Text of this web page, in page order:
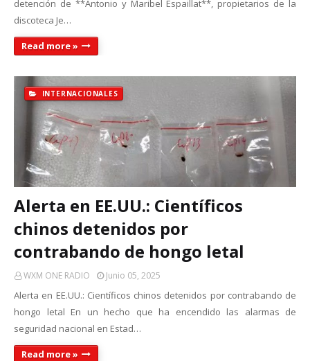
detención de **Antonio y Maribel Espaillat**, propietarios de la
discoteca Je…
Read more »
INTERNACIONALES
Alerta en EE.UU.: Científicos
chinos detenidos por
contrabando de hongo letal
WXM ONE RADIO Junio 05, 2025
Alerta en EE.UU.: Científicos chinos detenidos por contrabando de
hongo letal En un hecho que ha encendido las alarmas de
seguridad nacional en Estad…
Read more »